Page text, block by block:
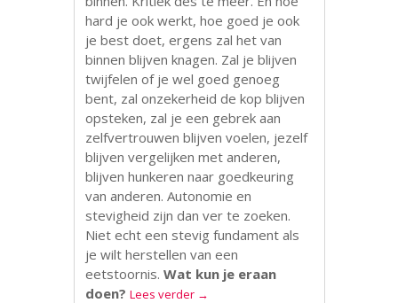
hard je ook werkt, hoe goed je ook
je best doet, ergens zal het van
binnen blijven knagen. Zal je blijven
twijfelen of je wel goed genoeg
bent, zal onzekerheid de kop blijven
opsteken, zal je een gebrek aan
zelfvertrouwen blijven voelen, jezelf
blijven vergelijken met anderen,
blijven hunkeren naar goedkeuring
van anderen. Autonomie en
stevigheid zijn dan ver te zoeken.
Niet echt een stevig fundament als
je wilt herstellen van een
eetstoornis.Wat kun je eraan
doen? Lees verder →